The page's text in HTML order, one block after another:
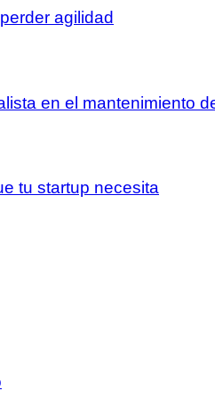
agilidad
en el mantenimiento
tu startup necesita